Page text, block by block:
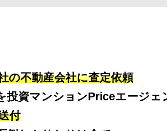
の不動産会社に査定依頼
投資マンションPriceエージェ
付